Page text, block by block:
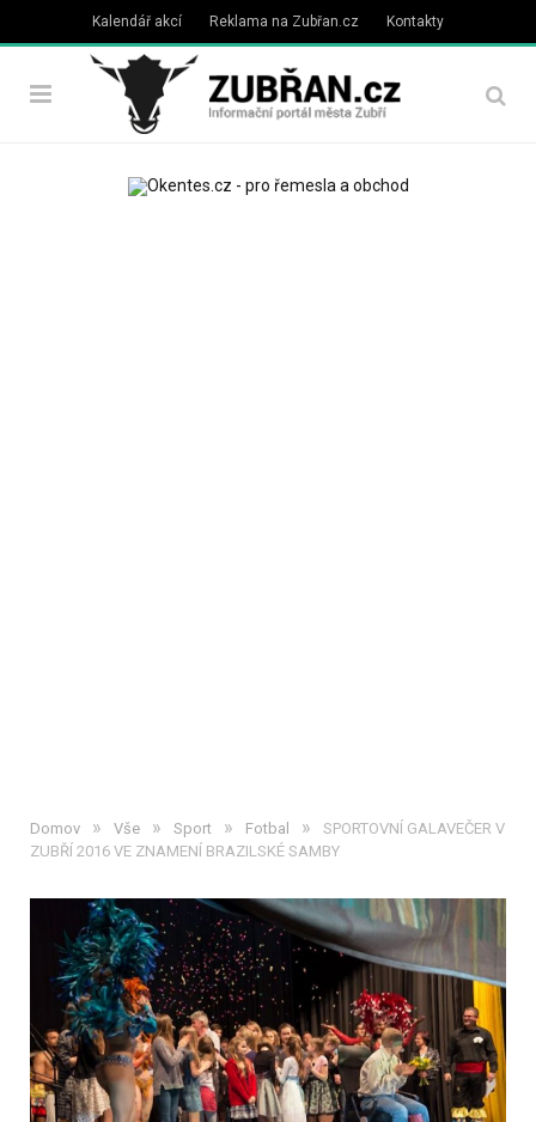
Kalendář akcí Reklama na Zubřan.cz Kontakty
Domov » Vše » Sport » Fotbal »
SPORTOVNÍ GALAVEČER V
ZUBŘÍ 2016 VE ZNAMENÍ BRAZILSKÉ SAMBY